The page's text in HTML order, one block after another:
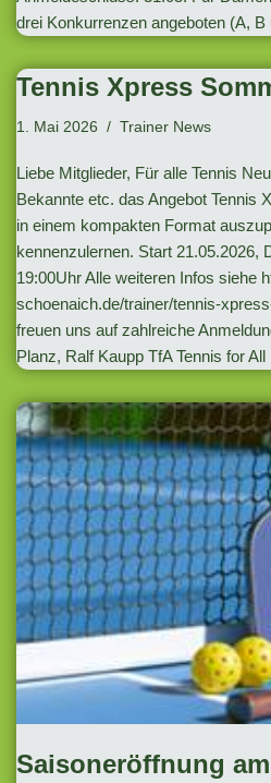
drei Konkurrenzen angeboten (A,
Tennis Xpress
1. Mai 2026 Trainer News
Liebe Mitglieder, Für alle Tennis
Bekannte etc. das Angebot Tennis
in einem kompakten Format
kennenzulernen. Start 21.05.2026,
19:00Uhr Alle weiteren Infos siehe
schoenaich.de/trainer/tennis-
freuen uns auf zahlreiche
Planz, Ralf Kaupp TfA Tennis for All
Saisoneröffnung